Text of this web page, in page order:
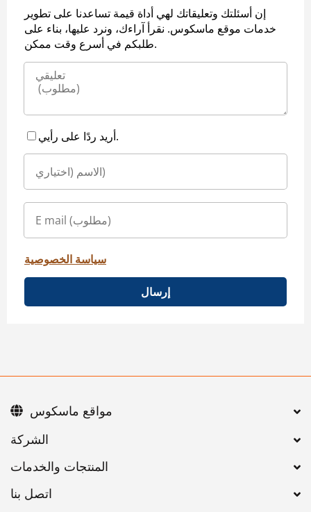
إن أسئلتك وتعليقاتك لهي أداة قيمة تساعدنا على تطوير
خدمات موقع ماسكوس. نقرأ آراءك، ونرد عليها، بناء على
طلبكم في أسرع وقت ممكن.
أريد ردًا على رأيي.
سياسة الخصوصية
إرسال
اتصل بنا
مواقع ماسكوس